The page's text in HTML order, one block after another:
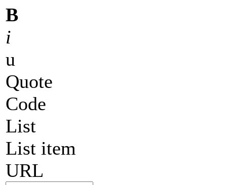
B
i
u
Quote
Code
List
List item
URL